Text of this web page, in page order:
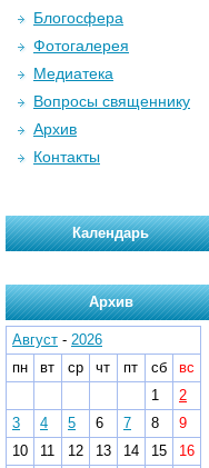
Блогосфера
Фотогалерея
Медиатека
Вопросы священнику
Архив
Контакты
Календарь
Архив
Август - 2026
пн
вт ср чт пт сб
вс
1
2
3
4 5 6 7 8
9
10
11 12 13 14 15
16